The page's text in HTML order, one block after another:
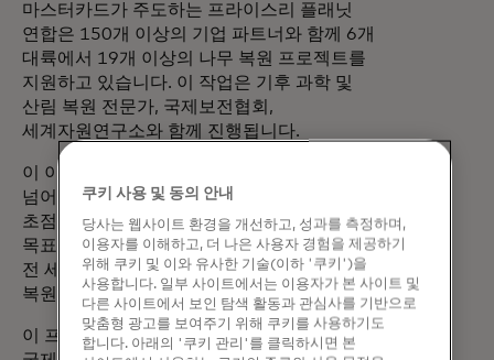
마스터카드가 주도하는 프라이스리 플래닛
연합은 150개 이상의 기업 파트너와 함께 6개
대륙에서 19개 이상의 나무 복원 프로젝트를
지원하고 있습니다. 이 작업은 기후 과학 및
산림 복원 전문가, 국제보전협회,
세계자원연구소와 함께 진행됩니다.
이 이니셔티브는 단순히 나무를 심는 것을
넘어, 도움이 필요한 곳에 숲을 재조성하는 데
초점을 맞춘 복원 모델을 강화하는 것을
목표로 합니다. 프라이스리스 플래닛 연합은
전 세계적으로 총 1억 그루의 나무를
복원하는 것을 목표로 하고 있습니다.
이 프로젝트를 계획하고 실행하기 위해
쿠키 사용 및 동의 안내
당사는 웹사이트 환경을 개선하고, 성과를 측정하며,
이용자를 이해하고, 더 나은 사용자 경험을 제공하기
위해 쿠키 및 이와 유사한 기술(이하 '쿠키')을
사용합니다. 일부 사이트에서는 이용자가 본 사이트 및
다른 사이트에서 보인 탐색 활동과 관심사를 기반으로
맞춤형 광고를 보여주기 위해 쿠키를 사용하기도
합니다. 아래의 '쿠키 관리'를 클릭하시면 본